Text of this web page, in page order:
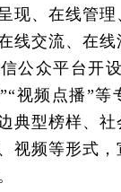
现、在线管
线交流、在
公众平台开
视频点播”等
典型榜样、社
视频等形式